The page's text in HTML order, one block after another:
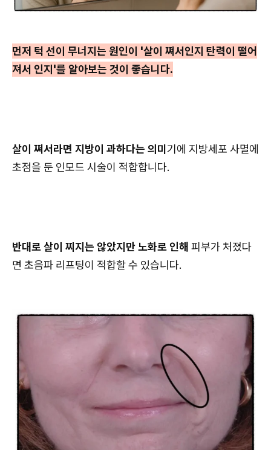
먼저 턱 선이 무너지는 원인이 '살이 쪄서인지 탄력이 떨어
져서 인지'를 알아보는 것이 좋습니다.
살이 쪄서라면 지방이 과하다는 의미기에 지방세포 사멸에
초점을 둔 인모드 시술이 적합합니다.
반대로 살이 찌지는 않았지만 노화로 인해 피부가 처졌다
면 초음파 리프팅이 적합할 수 있습니다.